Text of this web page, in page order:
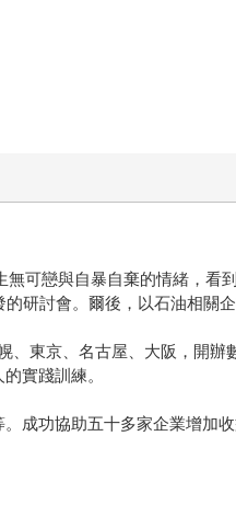
可戀與自暴自棄的情緒，看
研討會。爾後，以石油相關
東京、名古屋、大阪，開辦
實踐訓練。
成功協助五十多家企業增加